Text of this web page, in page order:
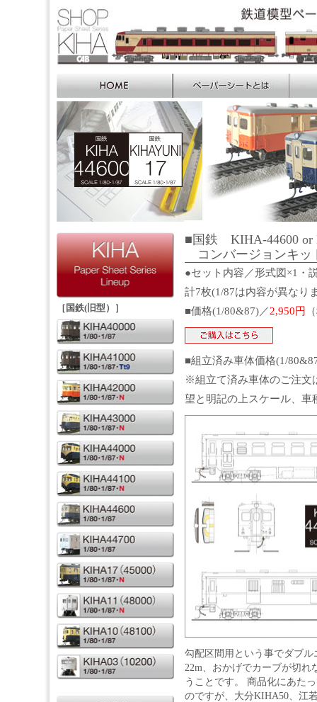
■国鉄 KIHA-44600 or
コンバージョンキッ
●セット内容／形式図×1
計7枚(1/87は内容が異なり
■価格(1/80&87)／2,950円
■組立済み車体価格(1/
※組立て済み車体のご注文
望と明記の上スケール、車
勾配区間用という事でダブ
22m、おかげでカーブが切れ
うことです。 商品化にあた
のですが、大分KIHA50、江
［国鉄(旧型）］